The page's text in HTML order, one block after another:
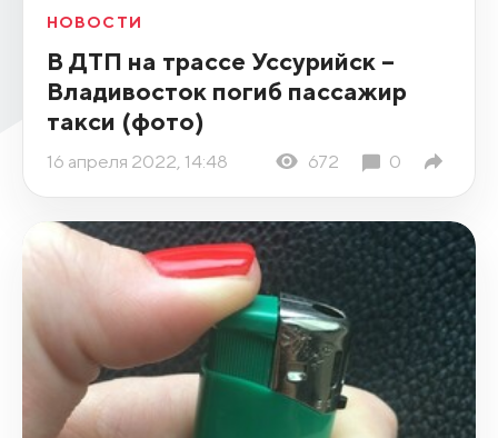
НОВОСТИ
В ДТП на трассе Уссурийск –
Владивосток погиб пассажир
такси (фото)
16 апреля 2022, 14:48 672 0